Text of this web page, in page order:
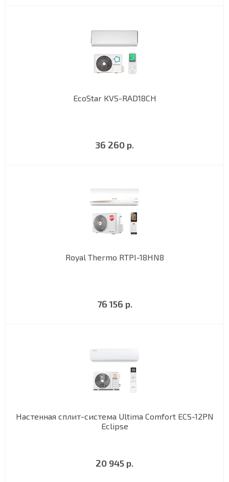
EcoStar KVS-RAD18CH
36 260 р.
Royal Thermo RTPI-18HN8
76 156 р.
Настенная сплит-система Ultima Comfort ECS-12PN
Eclipse
20 945 р.